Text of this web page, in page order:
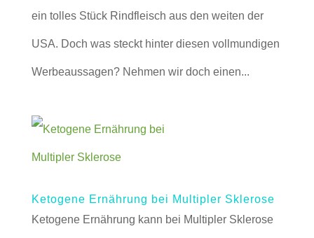
ein tolles Stück Rindfleisch aus den weiten der
USA. Doch was steckt hinter diesen vollmundigen
Werbeaussagen? Nehmen wir doch einen...
Ketogene Ernährung bei Multipler Sklerose
Ketogene Ernährung kann bei Multipler Sklerose